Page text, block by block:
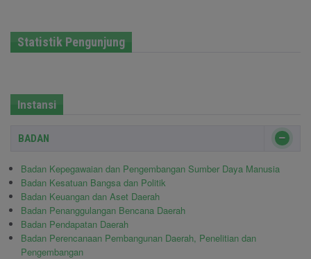
Statistik Pengunjung
Instansi
BADAN
Badan Kepegawaian dan Pengembangan Sumber Daya Manusia
Badan Kesatuan Bangsa dan Politik
Badan Keuangan dan Aset Daerah
Badan Penanggulangan Bencana Daerah
Badan Pendapatan Daerah
Badan Perencanaan Pembangunan Daerah, Penelitian dan
Pengembangan